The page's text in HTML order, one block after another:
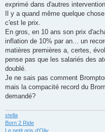
exprimé dans d'autres
Il y a quand même quelque
c'est le prix.
En gros, en 10 ans son prix
inflation de 10% par an... un
matières premières a, certes,
pense pas que les salariés des
doublé.
Je ne sais pas comment
mais la compacité record du
demandé?
stella
Born 2 Ride
Le petit gris d'Oliv